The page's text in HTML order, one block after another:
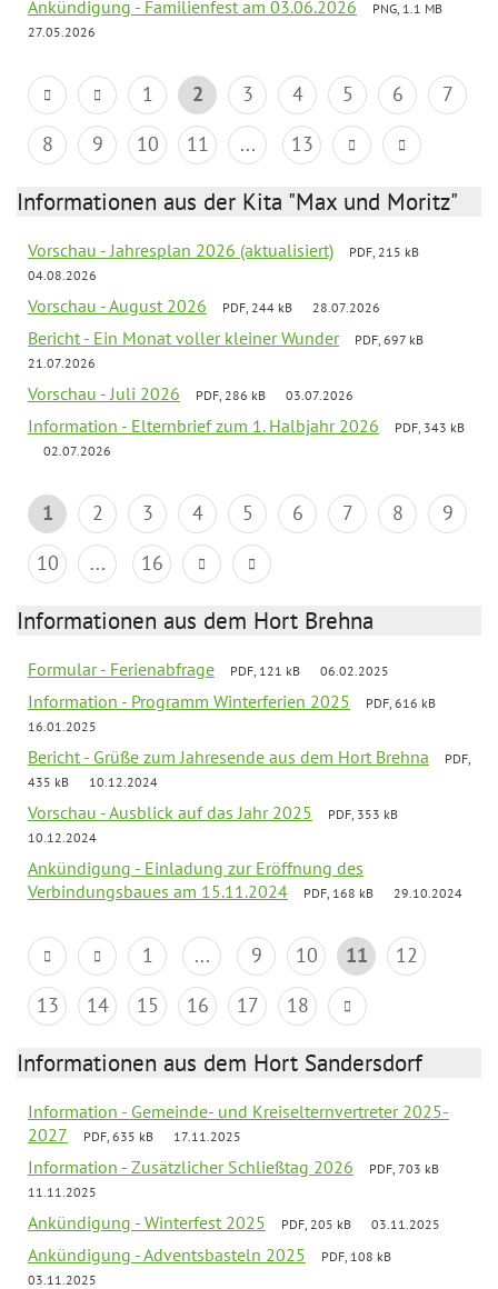
Ankündigung - Familienfest am 03.06.2026
PNG, 1.1 MB
27.05.2026
1 2 3 4 5 6
7
8
9 10 11 ... 13
Informationen aus der Kita "Max und Moritz"
Vorschau - Jahresplan 2026 (aktualisiert)
PDF, 215 kB
04.08.2026
Vorschau - August 2026 PDF, 244 kB 28.07.2026
Bericht - Ein Monat voller kleiner Wunder
PDF, 697 kB
21.07.2026
Vorschau - Juli 2026 PDF, 286 kB 03.07.2026
Information - Elternbrief zum 1. Halbjahr 2026
PDF, 343 kB
02.07.2026
1 2 3 4 5 6 7 8
9
10
... 16
Informationen aus dem Hort Brehna
Formular - Ferienabfrage PDF, 121 kB 06.02.2025
Information - Programm Winterferien 2025
PDF, 616 kB
16.01.2025
Bericht - Grüße zum Jahresende aus dem Hort Brehna
PDF,
435 kB
10.12.2024
Vorschau - Ausblick auf das Jahr 2025
PDF, 353 kB
10.12.2024
Ankündigung - Einladung zur Eröffnung des
Verbindungsbaues am 15.11.2024
PDF, 168 kB 29.10.2024
1 ... 9 10 11
12
13
14 15 16 17 18
Informationen aus dem Hort Sandersdorf
Information - Gemeinde- und Kreiselternvertreter 2025-
2027
PDF, 635 kB 17.11.2025
Information - Zusätzlicher Schließtag 2026
PDF, 703 kB
11.11.2025
Ankündigung - Winterfest 2025 PDF, 205 kB 03.11.2025
Ankündigung - Adventsbasteln 2025
PDF, 108 kB
03.11.2025